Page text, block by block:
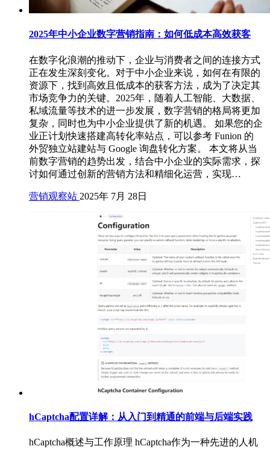
2025年中小企业数字营销指南：如何低成本高效获客
在数字化浪潮的推动下，企业与消费者之间的连接方式
正在发生深刻变化。对于中小企业来说，如何在有限的
资源下，找到高效且低成本的获客方法，成为了决定其
市场竞争力的关键。2025年，随着人工智能、大数据、
私域流量等技术的进一步发展，数字营销的格局将更加
复杂，同时也为中小企业提供了新的机遇。 如果您的企
业正计划快速搭建高转化率站点，可以参考 Funion 的
外贸独立站建站与 Google 询盘转化方案。 本文将从当
前数字营销的趋势出发，结合中小企业的实际需求，探
讨如何通过创新的营销方法和精细化运营，实现…
营销观察站 2025年 7月 28日
hCaptcha配置详解：从入门到精通的前端与后端实践
hCaptcha概述与工作原理 hCaptcha作为一种先进的人机